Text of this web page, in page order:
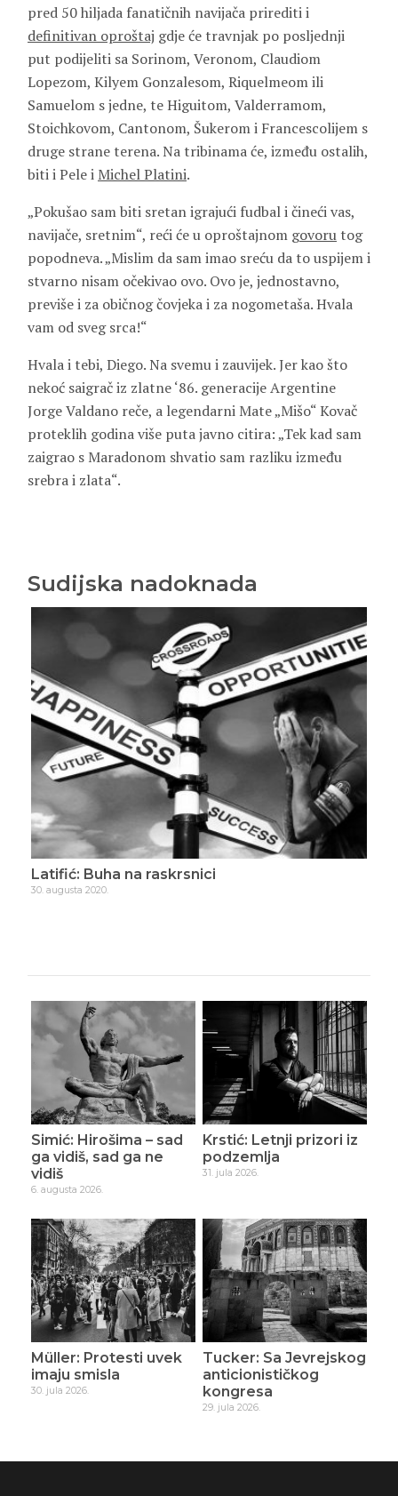
pred 50 hiljada fanatičnih navijača prirediti i
definitivan oproštaj gdje će travnjak po posljednji
put podijeliti sa Sorinom, Veronom, Claudiom
Lopezom, Kilyem Gonzalesom, Riquelmeom ili
Samuelom s jedne, te Higuitom, Valderramom,
Stoichkovom, Cantonom, Šukerom i Francescolijem s
druge strane terena. Na tribinama će, između ostalih,
biti i Pele i Michel Platini.
„Pokušao sam biti sretan igrajući fudbal i čineći vas,
navijače, sretnim“, reći će u oproštajnom govoru tog
popodneva. „Mislim da sam imao sreću da to uspijem i
stvarno nisam očekivao ovo. Ovo je, jednostavno,
previše i za običnog čovjeka i za nogometaša. Hvala
vam od sveg srca!“
Hvala i tebi, Diego. Na svemu i zauvijek. Jer kao što
nekoć saigrač iz zlatne ‘86. generacije Argentine
Jorge Valdano reče, a legendarni Mate „Mišo“ Kovač
proteklih godina više puta javno citira: „Tek kad sam
zaigrao s Maradonom shvatio sam razliku između
srebra i zlata“.
Sudijska nadoknada
Latifić: España 1982
Simić: Hirošima – sad
ga vidiš, sad ga ne
vidiš
6. augusta 2026.
Krstić: Letnji prizori iz
podzemlja
31. jula 2026.
Müller: Protesti uvek
imaju smisla
30. jula 2026.
Tucker: Sa Jevrejskog
anticionističkog
kongresa
29. jula 2026.